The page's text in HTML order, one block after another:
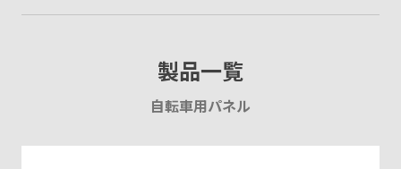
製品一覧
自転車用パネル